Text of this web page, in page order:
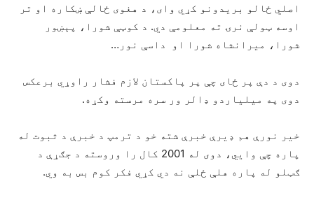
اصلي ځالو بریدونو کړي وای، د هغوی ځالې ښکاره او تر
اوسه ټولې نرۍ ته معلومې دي. د کوټې شورا، پېښور
شورا، میرانشاه شورا او داسې نور…
دوی د دې پر ځای چې پر پاکستان لازم فشار راوړي برعکس
دوی په میلیاردو ډالر ور سره مرسته وکړه.
خیر نورې هم ډیرې خبرې شته خو د ترمپ د خبرې د ثبوت له
پاره چې وايي، دوی له 2001 کال را وروسته د جګړې د
ګټلو له پاره هلې ځلې نه دي کړي فکر کوم بس به وي.